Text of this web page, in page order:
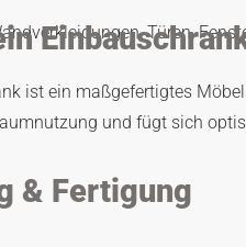
Türen,
ist ein maßgefertigtes
und fügt sich
& Fertigung